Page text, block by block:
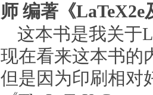
师 编著《LaTeX2e
这本书是我关于
现在看来这本书的
但是因为印刷相对